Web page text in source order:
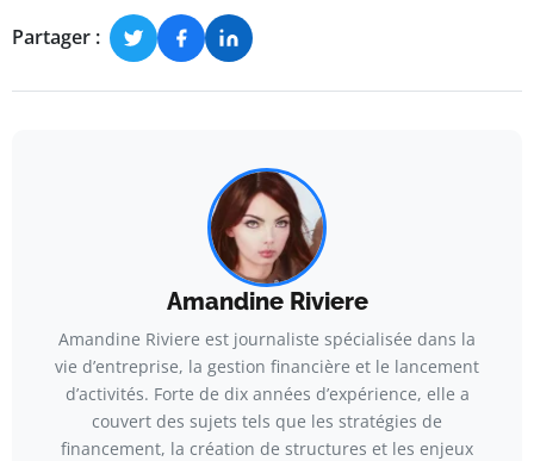
Partager :
Amandine Riviere
Amandine Riviere est journaliste spécialisée dans la
vie d’entreprise, la gestion financière et le lancement
d’activités. Forte de dix années d’expérience, elle a
couvert des sujets tels que les stratégies de
financement, la création de structures et les enjeux